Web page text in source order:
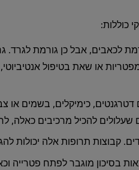
כוללות:
לכאבים, אבל כן גורמת לגרד.
מפטריות או שאת בטיפול
כימיקלים, בשמים או
שעלולים להכיל מרכיבים
קבוצות תרופות אלה יכולות
בסיכון מוגבר לפתח פטרייה